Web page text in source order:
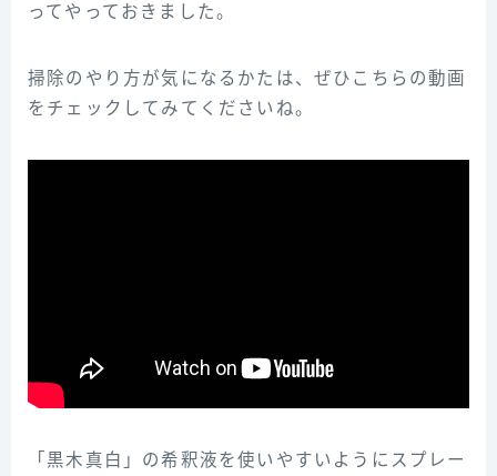
ってやっておきました。
掃除のやり方が気になるかたは、ぜひこちらの動画
をチェックしてみてくださいね。
「黒木真白」の希釈液を使いやすいようにスプレー